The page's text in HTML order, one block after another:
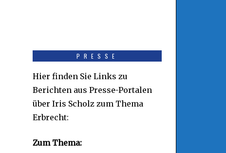
PRESSE
Hier finden Sie Links zu
Berichten aus Presse-Portalen
über Iris Scholz zum Thema
Erbrecht:
Zum Thema: